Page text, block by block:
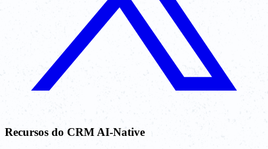
Recursos do CRM AI-Native